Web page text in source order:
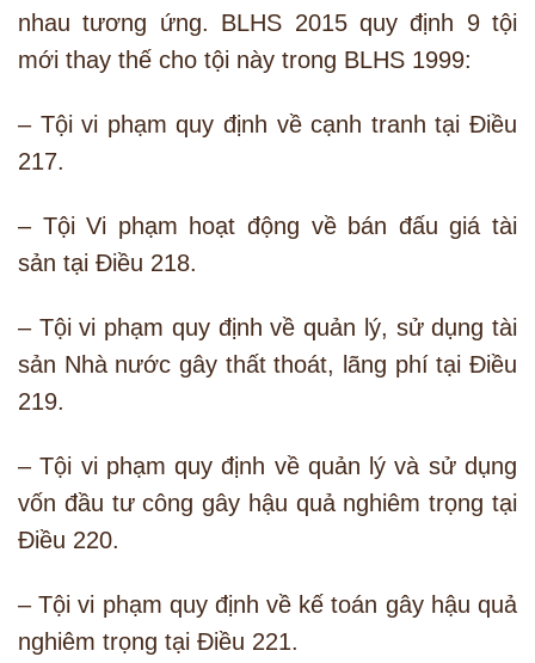
nhau tương ứng. BLHS 2015 quy định 9 tội
mới thay thế cho tội này trong BLHS 1999:
– Tội vi phạm quy định về cạnh tranh tại Điều
217.
– Tội Vi phạm hoạt động về bán đấu giá tài
sản tại Điều 218.
– Tội vi phạm quy định về quản lý, sử dụng tài
sản Nhà nước gây thất thoát, lãng phí tại Điều
219.
– Tội vi phạm quy định về quản lý và sử dụng
vốn đầu tư công gây hậu quả nghiêm trọng tại
Điều 220.
– Tội vi phạm quy định về kế toán gây hậu quả
nghiêm trọng tại Điều 221.